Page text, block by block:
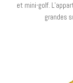
et mini-golf.
grandes